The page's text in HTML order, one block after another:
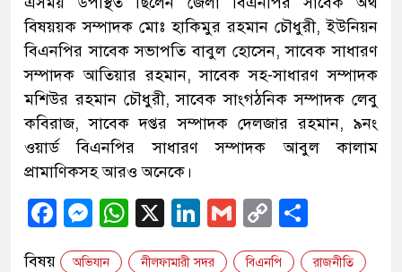
বিষয়য়ক সম্পাদক মোঃ হাকিমুর রহমান চৌধুরী, ইউনিয়ন
বিএনপির সাবেক সভাপতি বাবুল হোসেন, সাবেক সাধারণ
সম্পাদক আতিয়ার রহমান, সাবেক সহ-সাধারণ সম্পাদক
মশিউর রহমান চৌধুরী, সাবেক সাংগঠনিক সম্পাদক লেবু
কবিরাজ, সাবেক দপ্তর সম্পাদক দেলজার রহমান, ৯নং
ওয়ার্ড বিএনপির সাধারণ সম্পাদক আবুল কালাম
প্রামাণিকসহ আরও অনেকে।
Facebook
Messenger
WhatsApp
X LinkedIn
Gmail
Copy
Link
বিষয় অভিযান নীলফামারী সদর বিএনপি রাজনীতি